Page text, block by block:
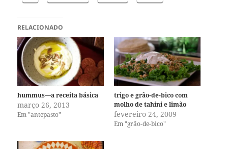
RELACIONADO
hummus—a receita básica
março 26, 2013
Em "antepasto"
trigo e grão-de-bico com
molho de tahini e limão
fevereiro 24, 2009
Em "grão-de-bico"